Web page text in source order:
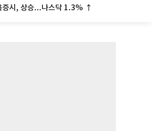
증시, 상승...나스닥 1.3% ↑